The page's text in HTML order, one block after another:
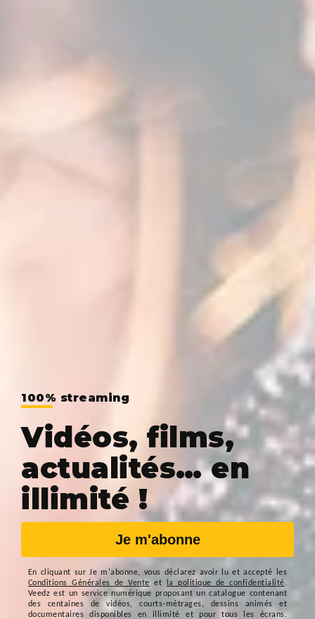
100% streaming
Vidéos, films,
actualités… en
illimité !
Je m'abonne
En cliquant surJe m'abonne, vous déclarez avoir lu et accepté les
Conditions Générales de Vente et la politique de confidentialité.
Veedz est un service numérique proposant un catalogue contenant
des centaines de vidéos, courts-métrages, dessins animés et
documentaires disponibles en illimité et pour tous les écrans.